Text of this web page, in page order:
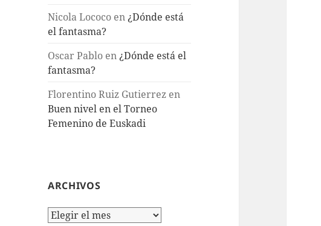
Nicola Lococo en¿Dónde está
el fantasma?
Oscar Pablo en¿Dónde está el
fantasma?
Florentino Ruiz Gutierrez en
Buen nivel en el Torneo
Femenino de Euskadi
ARCHIVOS
Archivos